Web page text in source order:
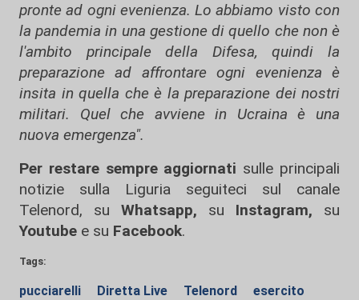
pronte ad ogni evenienza. Lo abbiamo visto con
la pandemia in una gestione di quello che non è
l'ambito principale della Difesa, quindi la
preparazione ad affrontare ogni evenienza è
insita in quella che è la preparazione dei nostri
militari. Quel che avviene in Ucraina è una
nuova emergenza".
Per restare sempre aggiornati sulle principali
notizie sulla Liguria seguiteci sul canale
Telenord, su
Whatsapp, su Instagram, su
Youtube e su Facebook.
Tags:
pucciarelli Diretta Live Telenord
esercito